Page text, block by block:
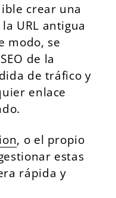
crear una
URL antigua
modo, se
de la
de tráfico y
enlace
, o el propio
estas
rápida y